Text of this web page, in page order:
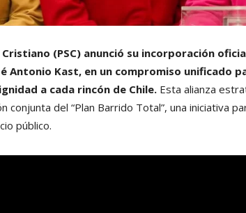
(PSC) anunció su incorporación
Antonio Kast, en un compromiso unificado
a cada rincón de Chile. Esta alianza
conjunta del “Plan Barrido Total”, una iniciativa
público.